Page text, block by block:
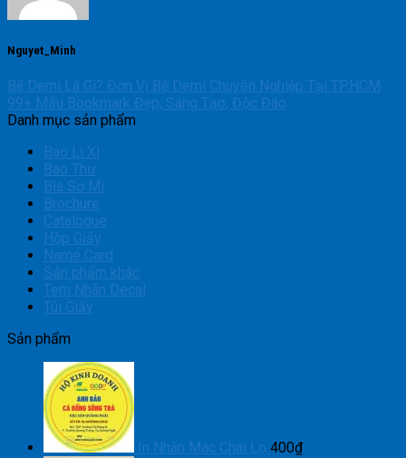
Nguyet_Minh
Bế Demi Là Gì? Đơn Vị Bế Demi Chuyên Nghiệp Tại TP.HCM
99+ Mẫu Bookmark Đẹp, Sáng Tạo, Độc Đáo
Danh mục sản phẩm
Bao Lì Xì
Bao Thư
Bìa Sơ Mi
Brochure
Catalogue
Hộp Giấy
Name Card
Sản phẩm khác
Tem Nhãn Decal
Túi Giấy
Sản phẩm
In Nhãn Mác Chai Lọ 400₫